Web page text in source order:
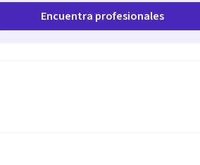
Encuentra profesionales